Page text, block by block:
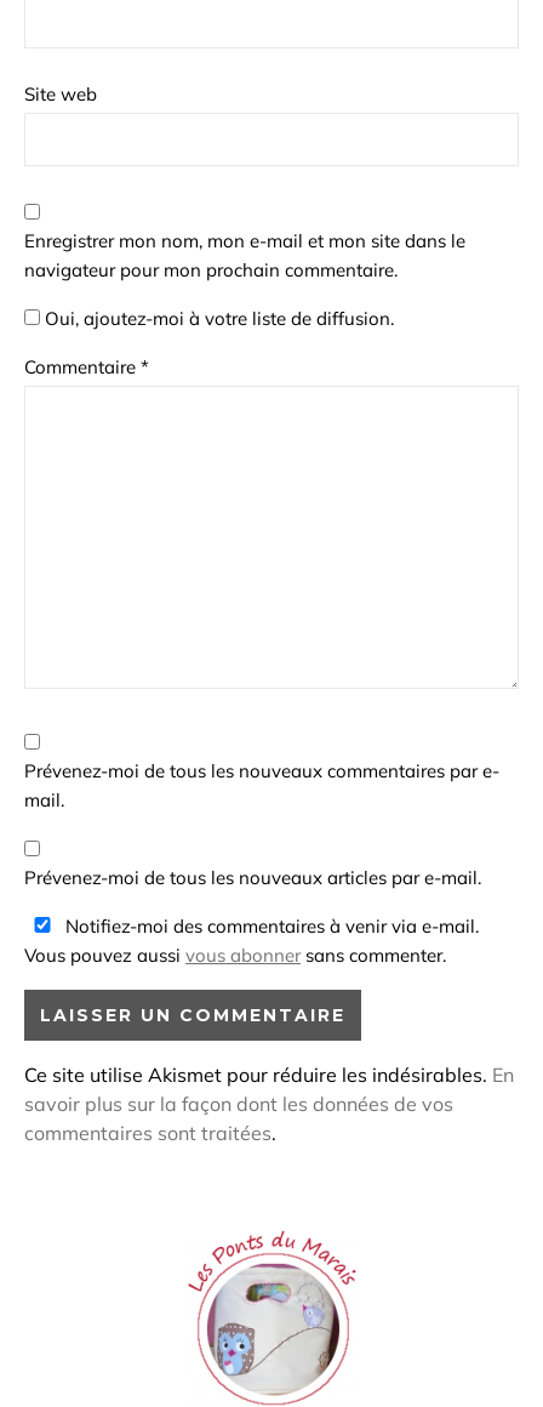
Site web
Enregistrer mon nom, mon e-mail et mon site dans le
navigateur pour mon prochain commentaire.
Oui, ajoutez-moi à votre liste de diffusion.
Commentaire *
Prévenez-moi de tous les nouveaux commentaires par e-
mail.
Prévenez-moi de tous les nouveaux articles par e-mail.
Notifiez-moi des commentaires à venir via e-mail.
Vous pouvez aussi vous abonnersans commenter.
Ce site utilise Akismet pour réduire les indésirables. En
savoir plus sur la façon dont les données de vos
commentaires sont traitées.